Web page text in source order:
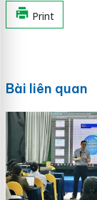
Print
Bài liên quan